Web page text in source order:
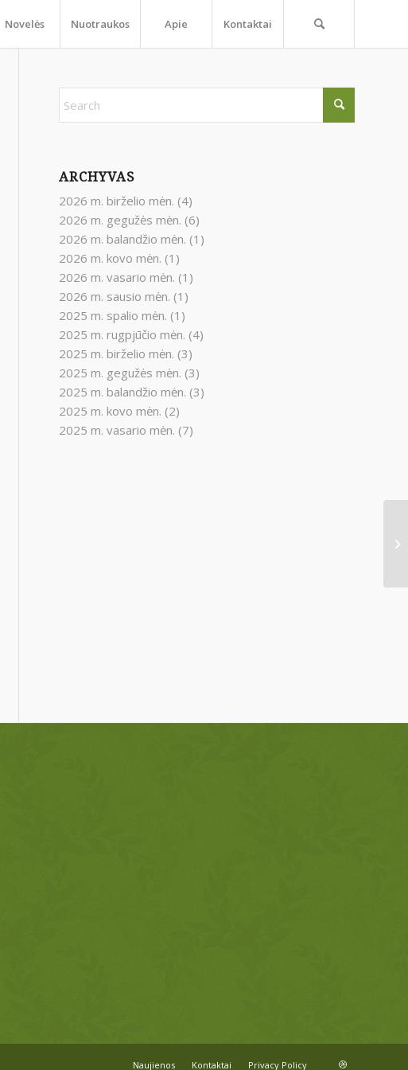
Novelės Nuotraukos Apie Kontaktai
ARCHYVAS
2026 m. birželio mėn. (4)
2026 m. gegužės mėn. (6)
2026 m. balandžio mėn. (1)
2026 m. kovo mėn. (1)
2026 m. vasario mėn. (1)
2026 m. sausio mėn. (1)
2025 m. spalio mėn. (1)
2025 m. rugpjūčio mėn. (4)
2025 m. birželio mėn. (3)
2025 m. gegužės mėn. (3)
2025 m. balandžio mėn. (3)
2025 m. kovo mėn. (2)
2025 m. vasario mėn. (7)
Naujienos Kontaktai Privacy Policy